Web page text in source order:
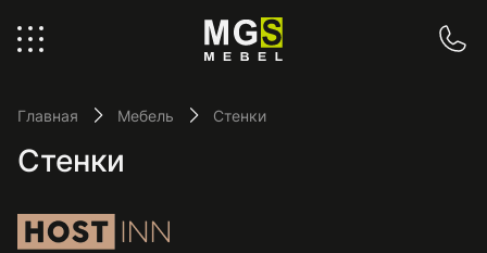
Главная Мебель Стенки
Стенки